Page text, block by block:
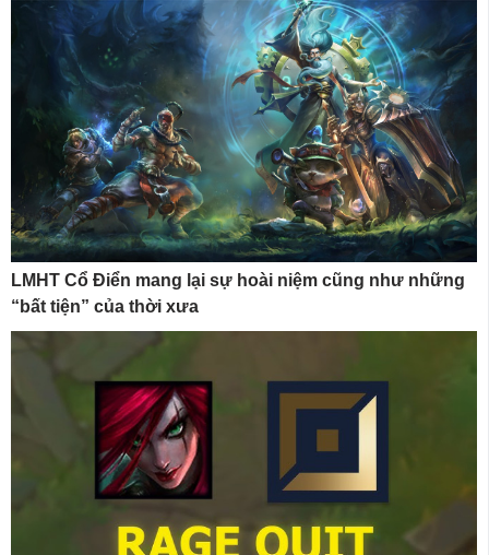
LMHT Cổ Điển mang lại sự hoài niệm cũng như những
“bất tiện” của thời xưa